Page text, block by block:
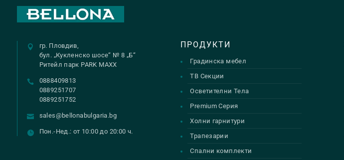
гр. Пловдив,
бул. „Кукленско шосе“ № 8 „Б“
Ритейл парк PARK MAXX
0888409813
0889251707
0889251752
sales@bellonabulgaria.bg
Пон.-Нед.: от 10:00 до 20:00 ч.
ПРОДУКТИ
Градинска мебел
ТВ Секции
Осветителни Тела
Premium Серия
Холни гарнитури
Трапезарии
Спални комплекти